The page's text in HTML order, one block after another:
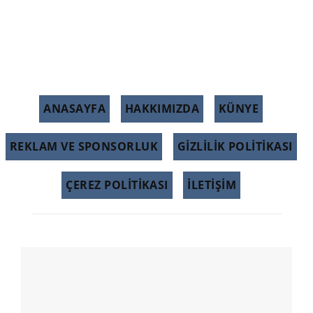
ANASAYFA HAKKIMIZDA KÜNYE
REKLAM VE SPONSORLUK GIZLILIK POLITIKASI
ÇEREZ POLITIKASI İLETİŞİM